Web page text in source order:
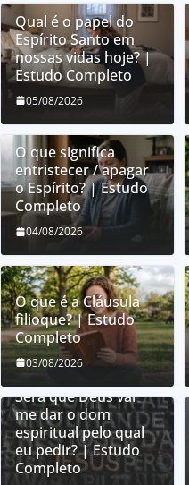
Qual é o papel do
Espírito Santo em
nossas vidas hoje? |
Estudo Completo
05/08/2026
O que significa
entristecer / apagar
o Espírito? | Estudo
Completo
04/08/2026
O que é a Cláusula
filioque? | Estudo
Completo
03/08/2026
Como Deus distribui
Será que Deus vai
me dar o dom
espiritual pelo qual
eu pedir? | Estudo
Completo